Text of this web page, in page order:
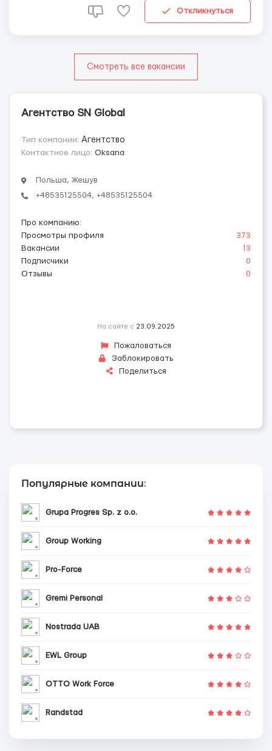
работи) 📲 Контакт: +48 535 125 504 (Viber/Wha...
Откликнуться
Смотреть все вакансии
Агентство SN Global
Тип компании: Агентство
Контактное лицо: Oksana
Польша, Жешув
+48535125504, +48535125504
Про компанию:
Просмотры профиля
373
Вакансии
13
Подписчики
0
Отзывы
0
На сайте с 23.09.2025
Пожаловаться
Заблокировать
Поделиться
Популярные компании:
Grupa Progres Sp. z o.o.
Group Working
Pro-Force
Gremi Personal
Nostrada UAB
EWL Group
OTTO Work Force
Randstad